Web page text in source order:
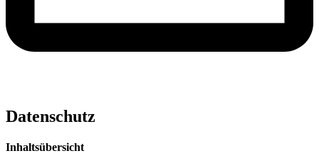
Datenschutz
Inhaltsübersicht